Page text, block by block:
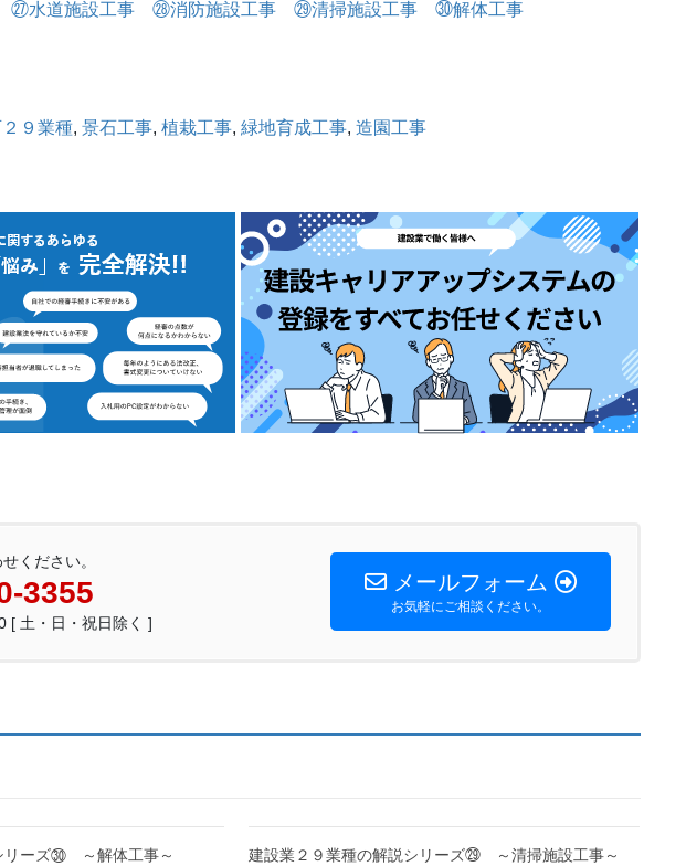
㉗水道施設工事 ㉘消防施設工事 ㉙清掃施設工事 ㉚解体工事
９業種, 景石工事, 植栽工事, 緑地育成工事, 造園工事
ください。
3355
[ 土・日・祝日除く ]
メールフォーム
お気軽にご相談ください。
リーズ㉚ ～解体工事～ 建設業２９業種の解説シリーズ㉙ ～清掃施設工事～